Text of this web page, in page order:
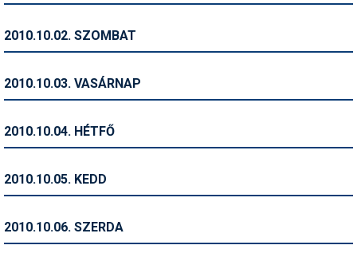
Ingatlan
Kerékpár
2010.10.02. SZOMBAT
2010.10.03. VASÁRNAP
2010.10.04. HÉTFŐ
2010.10.05. KEDD
2010.10.06. SZERDA